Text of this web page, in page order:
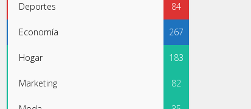
Deportes 84
Economía 267
Hogar 183
Marketing 82